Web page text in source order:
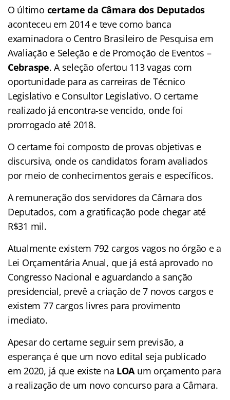
O último certame da Câmara dos Deputados
aconteceu em 2014 e teve como banca
examinadora o Centro Brasileiro de Pesquisa em
Avaliação e Seleção e de Promoção de Eventos –
Cebraspe. A seleção ofertou 113 vagas com
oportunidade para as carreiras de Técnico
Legislativo e Consultor Legislativo. O certame
realizado já encontra-se vencido, onde foi
prorrogado até 2018.
O certame foi composto de provas objetivas e
discursiva, onde os candidatos foram avaliados
por meio de conhecimentos gerais e específicos.
A remuneração dos servidores da Câmara dos
Deputados, com a gratificação pode chegar até
R$31 mil.
Atualmente existem 792 cargos vagos no órgão e a
Lei Orçamentária Anual, que já está aprovado no
Congresso Nacional e aguardando a sanção
presidencial, prevê a criação de 7 novos cargos e
existem 77 cargos livres para provimento
imediato.
Apesar do certame seguir sem previsão, a
esperança é que um novo edital seja publicado
em 2020, já que existe na LOAum orçamento para
a realização de um novo concurso para a Câmara.